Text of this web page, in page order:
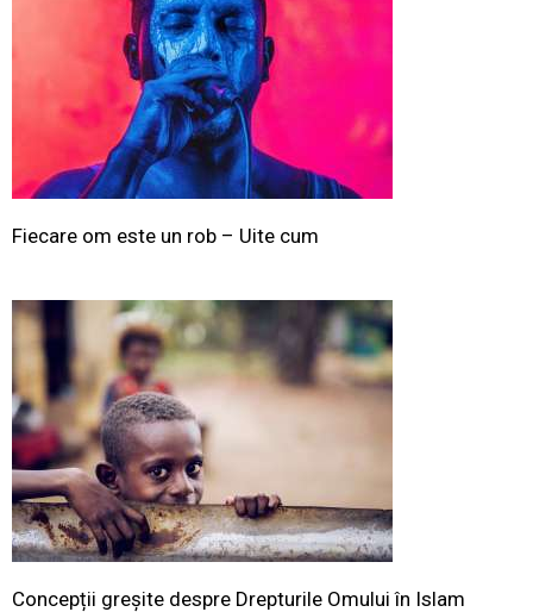
Fiecare om este un rob – Uite cum
Concepții greșite despre Drepturile Omului în Islam